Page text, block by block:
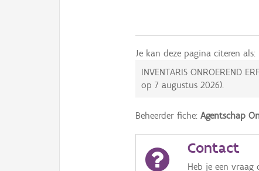
Je kan deze pagina citeren als:
INVENTARIS ONROEREND
op7 augustus 2026).
Beheerder fiche:Agentschap
Contact
Heb je een